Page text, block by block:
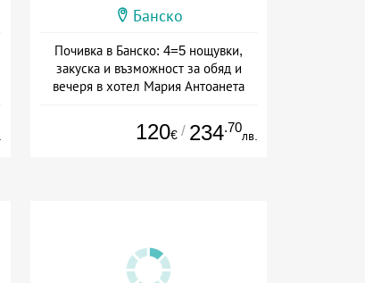
Банско
Почивка в Банско: 4=5 нощувки,
закуска и възможност за обяд и
вечеря в хотел Мария Антоанета
120€ / 234.70
лв.